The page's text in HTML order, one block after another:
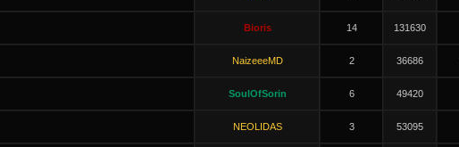
Bioris 14 131630
NaizeeeMD 2 36686
SoulOfSorin 6 49420
NEOLIDAS 3 53095